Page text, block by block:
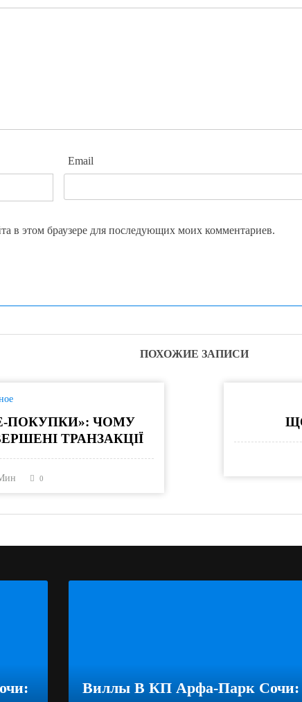
Email
в этом браузере для последующих моих комментариев.
ПОХОЖИЕ ЗАПИСИ
ПОКУПКИ»: ЧОМУ
ТРАНЗАКЦІЇ
0
Виллы В КП Арфа-Парк Сочи: